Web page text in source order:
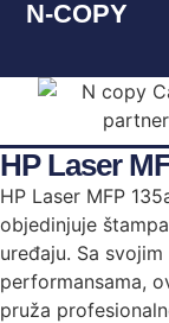
N-COPY
HP Laser
HP Laser MFP
objedinjuje
uređaju. Sa
performansama,
pruža